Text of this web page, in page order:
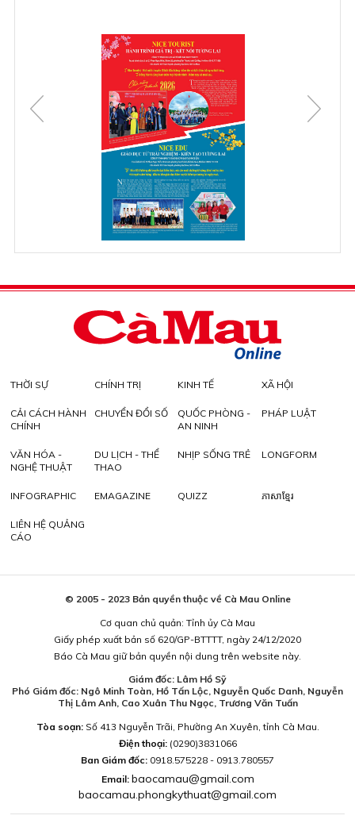
THỜI SỰ CHÍNH TRỊ KINH TẾ XÃ HỘI
CẢI CÁCH HÀNH
CHÍNH
CHUYỂN ĐỔI SỐ
QUỐC PHÒNG -
AN NINH
PHÁP LUẬT
VĂN HÓA -
NGHỆ THUẬT
DU LỊCH - THỂ
THAO
NHỊP SỐNG TRẺ LONGFORM
INFOGRAPHIC EMAGAZINE QUIZZ ភាសាខ្មែរ
LIÊN HỆ QUẢNG
CÁO
© 2005 - 2023 Bản quyền thuộc về Cà Mau Online
Cơ quan chủ quản: Tỉnh ủy Cà Mau
Giấy phép xuất bản số 620/GP-BTTTT, ngày 24/12/2020
Báo Cà Mau giữ bản quyền nội dung trên website này.
Giám đốc: Lâm Hồ Sỹ
Phó Giám đốc: Ngô Minh Toàn, Hồ Tấn Lộc, Nguyễn Quốc Danh, Nguyễn
Thị Lâm Anh, Cao Xuân Thu Ngọc, Trương Văn Tuấn
Tòa soạn:Số 413 Nguyễn Trãi, Phường An Xuyên, tỉnh Cà Mau.
Điện thoại: (0290)3831066
Ban Giám đốc: 0918.575228 - 0913.780557
Email: baocamau@gmail.com
baocamau.phongkythuat@gmail.com